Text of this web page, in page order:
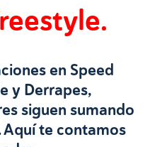
en Speed
y Derrapes,
siguen sumando
te contamos